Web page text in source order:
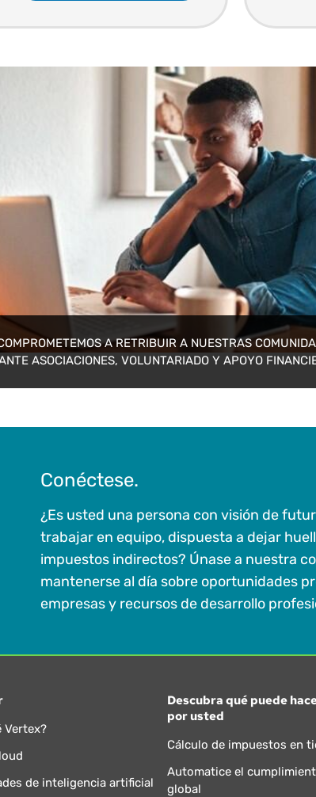
A RETRIBUIR A NUESTRAS
ASOCIACIONES, VOLUNTARIADO Y APOYO
Conéctese.
¿Es usted una persona con visión de
trabajar en equipo, dispuesta a dejar
impuestos indirectos? Únase a nuestra
mantenerse al día sobre oportunidades
empresas y recursos de desarrollo
Vertex?
de inteligencia artificial
Descubra qué puede
por usted
Cálculo de impuestos en
Automatice el
global